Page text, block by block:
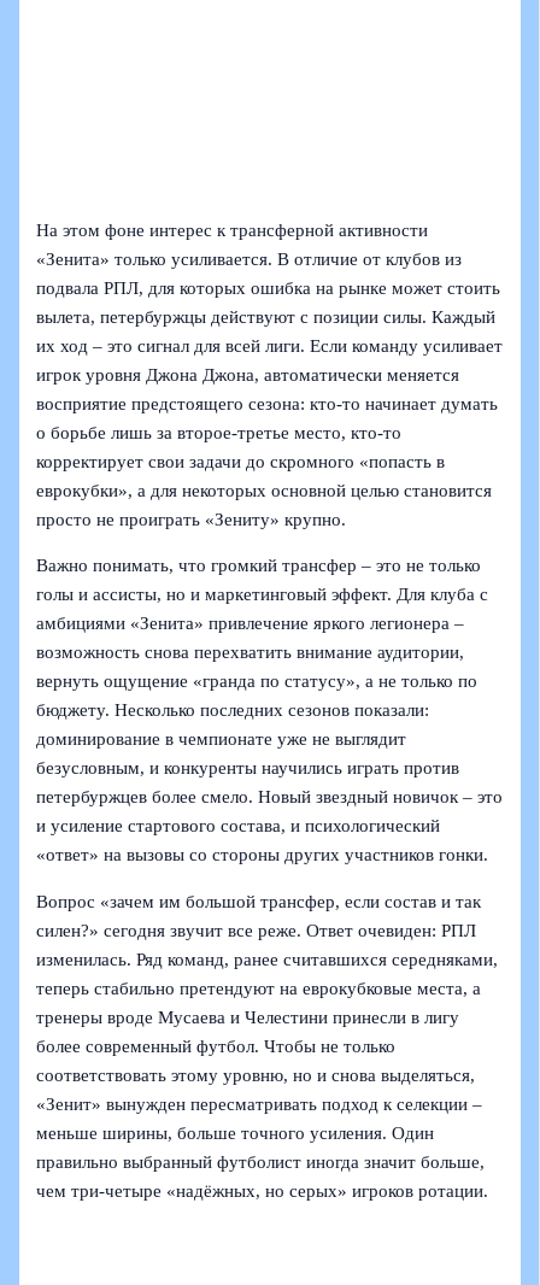
На этом фоне интерес к трансферной активности
«Зенита» только усиливается. В отличие от клубов из
подвала РПЛ, для которых ошибка на рынке может стоить
вылета, петербуржцы действуют с позиции силы. Каждый
их ход – это сигнал для всей лиги. Если команду усиливает
игрок уровня Джона Джона, автоматически меняется
восприятие предстоящего сезона: кто-то начинает думать
о борьбе лишь за второе-третье место, кто-то
корректирует свои задачи до скромного «попасть в
еврокубки», а для некоторых основной целью становится
просто не проиграть «Зениту» крупно.
Важно понимать, что громкий трансфер – это не только
голы и ассисты, но и маркетинговый эффект. Для клуба с
амбициями «Зенита» привлечение яркого легионера –
возможность снова перехватить внимание аудитории,
вернуть ощущение «гранда по статусу», а не только по
бюджету. Несколько последних сезонов показали:
доминирование в чемпионате уже не выглядит
безусловным, и конкуренты научились играть против
петербуржцев более смело. Новый звездный новичок – это
и усиление стартового состава, и психологический
«ответ» на вызовы со стороны других участников гонки.
Вопрос «зачем им большой трансфер, если состав и так
силен?» сегодня звучит все реже. Ответ очевиден: РПЛ
изменилась. Ряд команд, ранее считавшихся середняками,
теперь стабильно претендуют на еврокубковые места, а
тренеры вроде Мусаева и Челестини принесли в лигу
более современный футбол. Чтобы не только
соответствовать этому уровню, но и снова выделяться,
«Зенит» вынужден пересматривать подход к селекции –
меньше ширины, больше точного усиления. Один
правильно выбранный футболист иногда значит больше,
чем три-четыре «надёжных, но серых» игроков ротации.